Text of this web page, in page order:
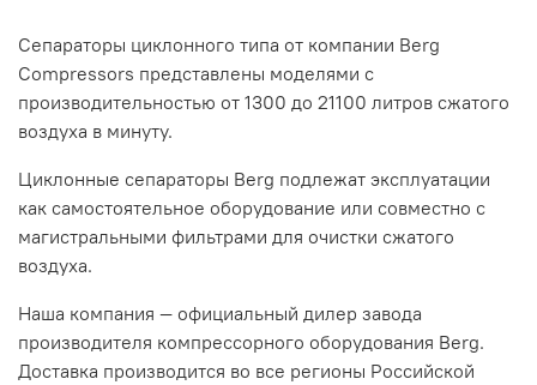
Сепараторы циклонного типа от компании Berg
Compressors представлены моделями с
производительностью от 1300 до 21100 литров сжатого
воздуха в минуту.
Циклонные сепараторы Berg подлежат эксплуатации
как самостоятельное оборудование или совместно с
магистральными фильтрами для очистки сжатого
воздуха.
Наша компания — официальный дилер завода
производителя компрессорного оборудования Berg.
Доставка производится во все регионы Российской